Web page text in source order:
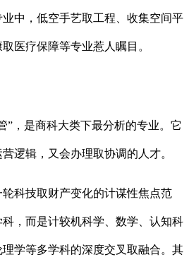
中，低空手艺取工程、收集空间平
医疗保障等专业惹人瞩目。
是商科大类下最分析的专业。它
逻辑，又会办理取协调的人才。
技取财产变化的计谋性焦点范
，而是计较机科学、数学、认知科
学等多学科的深度交叉取融合。其